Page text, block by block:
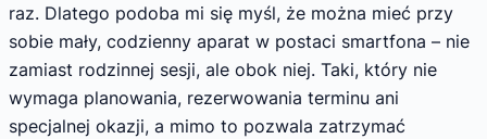
raz. Dlatego podoba mi się myśl, że można mieć przy
sobie mały, codzienny aparat w postaci smartfona – nie
zamiast rodzinnej sesji, ale obok niej. Taki, który nie
wymaga planowania, rezerwowania terminu ani
specjalnej okazji, a mimo to pozwala zatrzymać